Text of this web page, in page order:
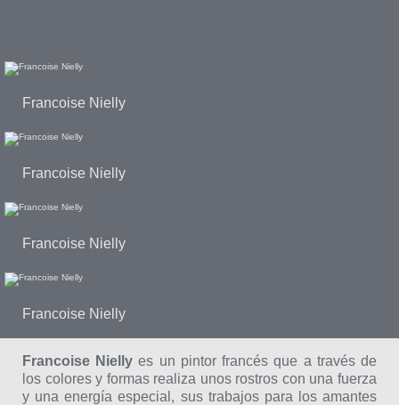
Francoise Nielly
Francoise Nielly
Francoise Nielly
Francoise Nielly
Francoise Nielly es un pintor francés que a través de
los colores y formas realiza unos rostros con una fuerza
y una energía especial, sus trabajos para los amantes